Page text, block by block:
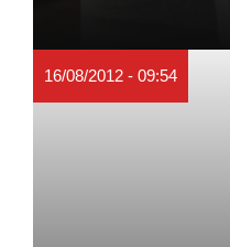
16/08/2012 - 09:54